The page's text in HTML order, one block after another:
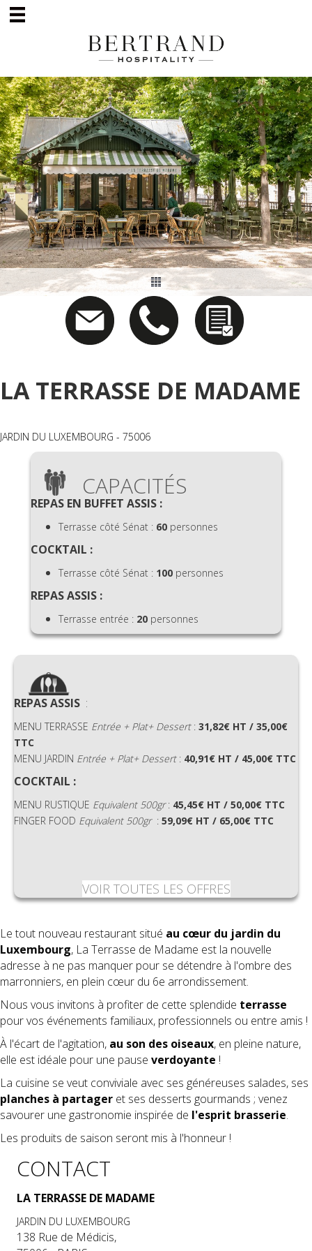
LA TERRASSE DE MADAME
JARDIN DU LUXEMBOURG - 75006
CAPACITÉS
REPAS EN BUFFET ASSIS :
Terrasse côté Sénat : 60 personnes
COCKTAIL :
Terrasse côté Sénat : 100 personnes
REPAS ASSIS :
Terrasse entrée : 20 personnes
REPAS ASSIS :
MENU TERRASSE Entrée + Plat+ Dessert: 31,82€ HT / 35,00€
TTC
MENU JARDIN Entrée + Plat+ Dessert: 40,91€ HT / 45,00€ TTC
COCKTAIL :
MENU RUSTIQUE Equivalent 500gr: 45,45€ HT / 50,00€ TTC
FINGER FOOD Equivalent 500gr : 59,09€ HT / 65,00€ TTC
VOIR TOUTES LES OFFRES
Le tout nouveau restaurant situé au cœur du jardin du
Luxembourg, La Terrasse de Madame est la nouvelle
adresse à ne pas manquer pour se détendre à l'ombre des
marronniers, en plein cœur du 6e arrondissement.
Nous vous invitons à profiter de cette splendide terrasse
pour vos événements familiaux, professionnels ou entre amis !
À l'écart de l'agitation, au son des oiseaux, en pleine nature,
elle est idéale pour une pause verdoyante !
La cuisine se veut conviviale avec ses généreuses salades, ses
planches à partager et ses desserts gourmands ; venez
savourer une gastronomie inspirée de l'esprit brasserie.
Les produits de saison seront mis à l'honneur !
CONTACT
LA TERRASSE DE MADAME
JARDIN DU LUXEMBOURG
138 Rue de Médicis,